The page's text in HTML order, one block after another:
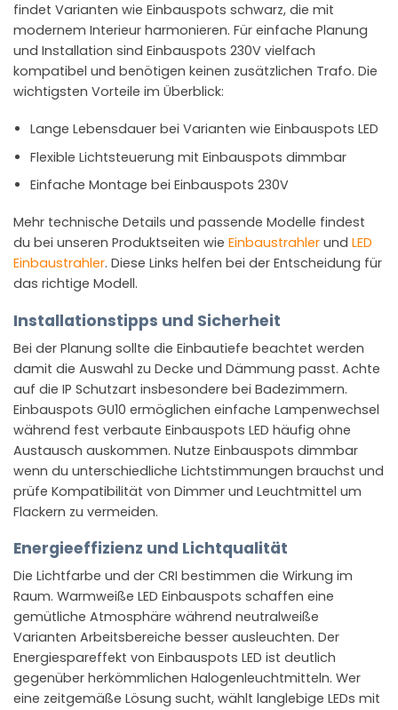
findet Varianten wie Einbauspots schwarz, die mit
modernem Interieur harmonieren. Für einfache Planung
und Installation sind Einbauspots 230V vielfach
kompatibel und benötigen keinen zusätzlichen Trafo. Die
wichtigsten Vorteile im Überblick:
Lange Lebensdauer bei Varianten wie Einbauspots LED
Flexible Lichtsteuerung mit Einbauspots dimmbar
Einfache Montage bei Einbauspots 230V
Mehr technische Details und passende Modelle findest
du bei unseren Produktseiten wie Einbaustrahler und LED
Einbaustrahler. Diese Links helfen bei der Entscheidung für
das richtige Modell.
Installationstipps und Sicherheit
Bei der Planung sollte die Einbautiefe beachtet werden
damit die Auswahl zu Decke und Dämmung passt. Achte
auf die IP Schutzart insbesondere bei Badezimmern.
Einbauspots GU10 ermöglichen einfache Lampenwechsel
während fest verbaute Einbauspots LED häufig ohne
Austausch auskommen. Nutze Einbauspots dimmbar
wenn du unterschiedliche Lichtstimmungen brauchst und
prüfe Kompatibilität von Dimmer und Leuchtmittel um
Flackern zu vermeiden.
Energieeffizienz und Lichtqualität
Die Lichtfarbe und der CRI bestimmen die Wirkung im
Raum. Warmweiße LED Einbauspots schaffen eine
gemütliche Atmosphäre während neutralweiße
Varianten Arbeitsbereiche besser ausleuchten. Der
Energiespareffekt von Einbauspots LED ist deutlich
gegenüber herkömmlichen Halogenleuchtmitteln. Wer
eine zeitgemäße Lösung sucht, wählt langlebige LEDs mit